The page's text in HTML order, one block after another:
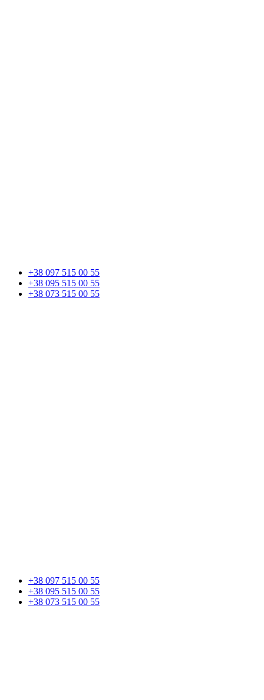
+38 097 515 00 55
+38 095 515 00 55
+38 073 515 00 55
+38 097 515 00 55
+38 095 515 00 55
+38 073 515 00 55